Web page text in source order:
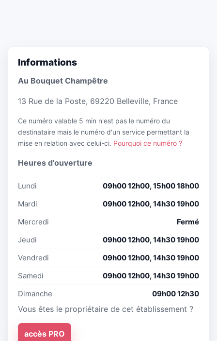
Informations
Au Bouquet Champêtre
13 Rue de la Poste, 69220 Belleville, France
Ce numéro valable 5 min n'est pas le numéro du
destinataire mais le numéro d'un service permettant la
mise en relation avec celui-ci. Pourquoi ce numéro ?
Heures d'ouverture
Lundi
09h00 12h00, 15h00 18h00
Mardi
09h00 12h00, 14h30 19h00
Mercredi
Fermé
Jeudi
09h00 12h00, 14h30 19h00
Vendredi
09h00 12h00, 14h30 19h00
Samedi
09h00 12h00, 14h30 19h00
Dimanche
09h00 12h30
Vous êtes le propriétaire de cet établissement ?
accès PRO